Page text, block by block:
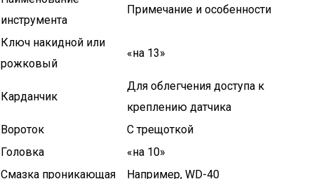
инструмента
Примечание и особенности
Ключ накидной или
рожковый
«на 13»
Карданчик
Для облегчения доступа к
креплению датчика
Вороток
С трещоткой
Головка
«на 10»
Смазка проникающая
Например, WD-40